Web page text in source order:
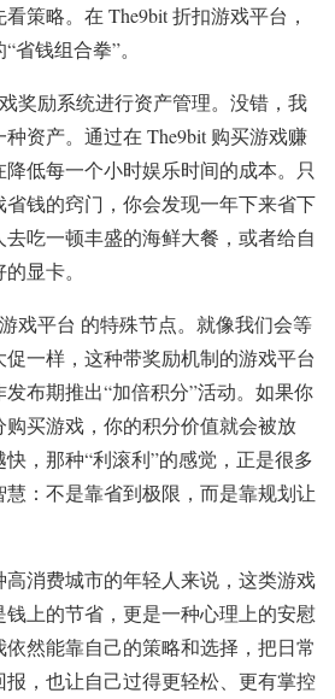
策略。在 The9bit 折扣游戏平台，
省钱组合拳”。
奖励系统进行资产管理。没错，我
资产。通过在 The9bit 购买游戏赚
低每一个小时娱乐时间的成本。只
钱的窍门，你会发现一年下来省下
吃一顿丰盛的海鲜大餐，或者给自
显卡。
戏平台 的特殊节点。就像我们会等
一样，这种带奖励机制的游戏平台
布期推出“加倍积分”活动。如果你
买游戏，你的积分价值就会被放
，那种“利滚利”的感觉，正是很多
：不是靠省到极限，而是靠规划让
消费城市的年轻人来说，这类游戏
上的节省，更是一种心理上的安慰
然能靠自己的策略和选择，把日常
，也让自己过得更轻松、更有掌控